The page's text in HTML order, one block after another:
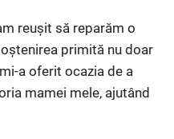
reușit să reparăm o
primită nu doar
a oferit ocazia de a
mamei mele, ajutând